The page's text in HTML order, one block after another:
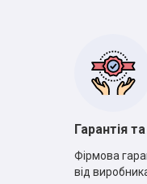
Гарантія
Фірмова
від